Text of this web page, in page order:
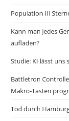
Population III
Kann man jedes
aufladen?
Studie: KI lässt uns
Battletron
Makro-Tasten
Tod durch